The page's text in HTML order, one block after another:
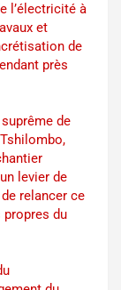
l’électricité à
et
de
près
de
levier de
relancer ce
du